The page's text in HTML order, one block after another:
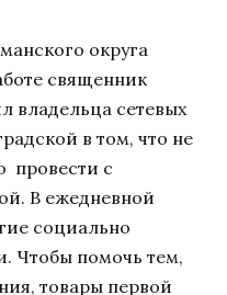
округа
священник
владельца сетевых
в том, что не
провести с
В ежедневной
социально
Чтобы помочь тем,
товары первой